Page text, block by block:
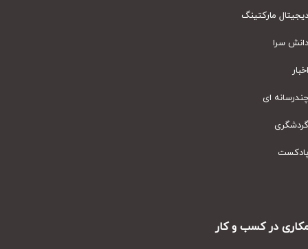
مارکتینگ
سرا
ای
در کسب و کار